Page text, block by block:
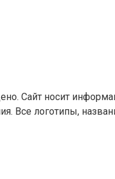
Сайт носит
Все логотипы,